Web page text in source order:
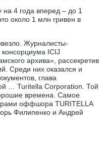
на 4 года вперед – до 1
около 1 млн гривен в
Журналисты-
ICIJ
архива», рассекретив
Среди них оказался и
глава
… Turitella Сorporation. Той
времена. Самое
оффшора TURITELLA
Филипенко и Андрей